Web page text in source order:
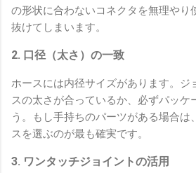
の形状に合わないコネクタを無理やり
抜けてしまいます。
2. 口径（太さ）の一致
ホースには内径サイズがあります。ジ
スの太さが合っているか、必ずパッケ
う。もし手持ちのパーツがある場合は
スを選ぶのが最も確実です。
3. ワンタッチジョイントの活用